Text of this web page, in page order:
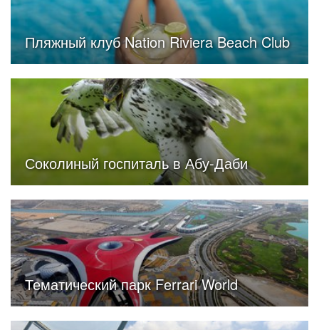
Пляжный клуб Nation Riviera Beach Club
Соколиный госпиталь в Абу-Даби
Тематический парк Ferrari World